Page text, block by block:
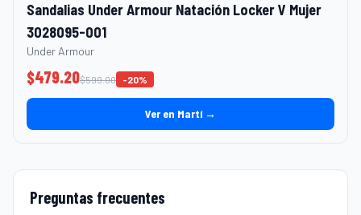
Sandalias Under Armour Natación Locker V Mujer
3028095-001
Under Armour
$479.20$599.00 -20%
Ver en Martí →
Preguntas frecuentes